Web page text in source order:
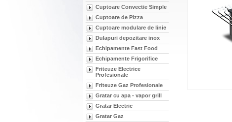
Cuptoare Convectie Simple
Cuptoare de Pizza
Cuptoare modulare de linie
Dulapuri depozitare inox
Echipamente Fast Food
Echipamente Frigorifice
Friteuze Electrice
Profesionale
Friteuze Gaz Profesionale
Gratar cu apa - vapor grill
Gratar Electric
Gratar Gaz